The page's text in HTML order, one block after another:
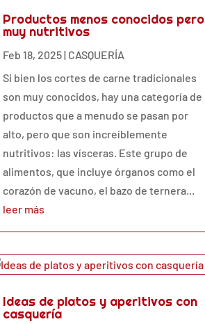
Productos menos conocidos pero
muy nutritivos
Feb 18, 2025| CASQUERÍA
Si bien los cortes de carne tradicionales
son muy conocidos, hay una categoría de
productos que a menudo se pasan por
alto, pero que son increíblemente
nutritivos: las vísceras. Este grupo de
alimentos, que incluye órganos como el
corazón de vacuno, el bazo de ternera...
leer más
Ideas de platos y aperitivos con
casquería